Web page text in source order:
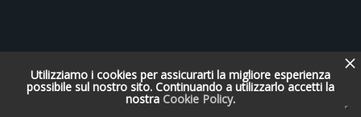
Utilizziamo i cookies per assicurarti la migliore esperienza
possibile sul nostro sito. Continuando a utilizzarlo accetti la
nostra Cookie Policy.